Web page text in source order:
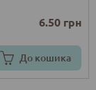
6.50 грн
До кошика